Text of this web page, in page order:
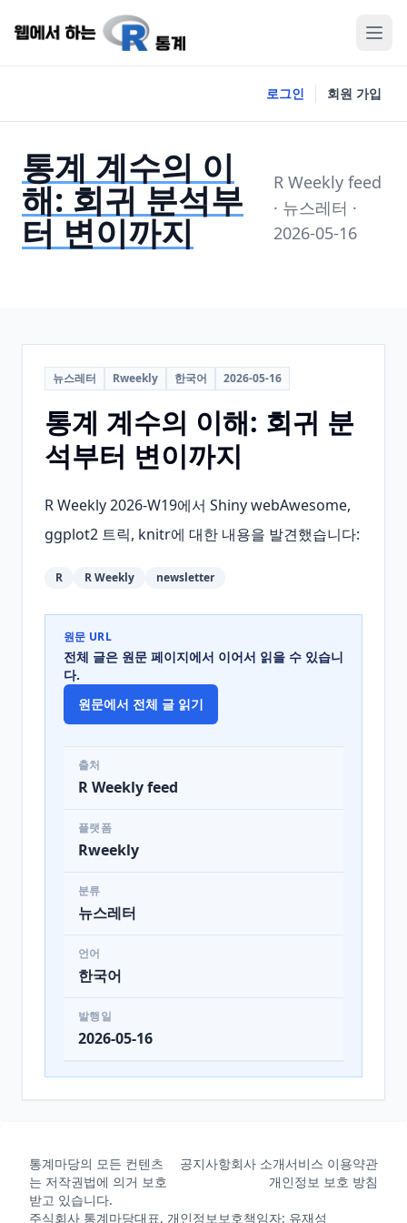
로그인 회원 가입
통계 계수의 이
해: 회귀 분석부
터 변이까지
R Weekly feed
· 뉴스레터 ·
2026-05-16
뉴스레터 Rweekly 한국어 2026-05-16
통계 계수의 이해: 회귀 분
석부터 변이까지
R Weekly 2026-W19에서 Shiny webAwesome,
ggplot2 트릭, knitr에 대한 내용을 발견했습니다:
R R Weekly newsletter
원문 URL
전체 글은 원문 페이지에서 이어서 읽을 수 있습니
다.
원문에서 전체 글 읽기
출처
R Weekly feed
플랫폼
Rweekly
분류
뉴스레터
언어
한국어
발행일
2026-05-16
통계마당의 모든 컨텐츠
는 저작권법에 의거 보호
받고 있습니다.
공지사항회사 소개서비스 이용약관
개인정보 보호 방침
주식회사 통계마당대표, 개인정보보호책임자: 유재성